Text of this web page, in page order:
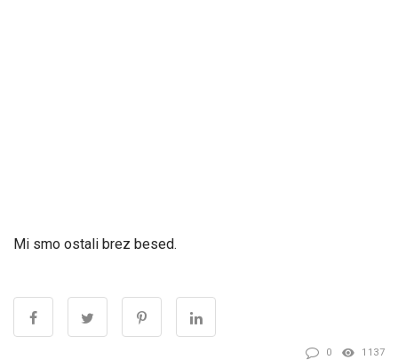
Mi smo ostali brez besed.
0 1137